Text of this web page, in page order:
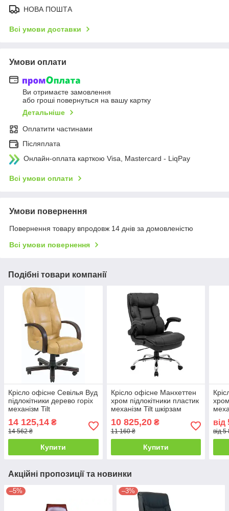
НОВА ПОШТА
Всі умови доставки
Умови оплати
Ви отримаєте замовлення
або гроші повернуться на вашу картку
Детальніше
Оплатити частинами
Післяплата
Онлайн-оплата карткою Visa, Mastercard - LiqPay
Всі умови оплати
Умови повернення
Повернення товару впродовж 14 днів за домовленістю
Всі умови повернення
Подібні товари компанії
Крісло офісне Севілья Вуд
підлокітники дерево горіх
механізм Tilt
шкірозамінник Титан Голд
Беж (Richman ТМ)
14 125,14 ₴
14 562 ₴
Купити
Крісло офісне Манхеттен
хром підлокітники пластик
механізм Tilt шкірзам
Чорний (Richman ТМ)
10 825,20₴
11 160 ₴
Купити
від
від
Акційні пропозиції та новинки
–5% –3%